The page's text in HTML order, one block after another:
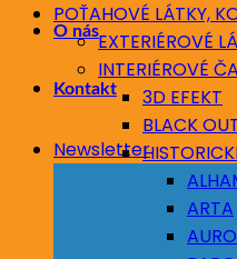
O nás
Kontakt
Newsletter
POŤAHOVÉ LÁTKY,
EXTERIÉROVÉ
INTERIÉROVÉ
3D EFEKT
BLACK
ARTA